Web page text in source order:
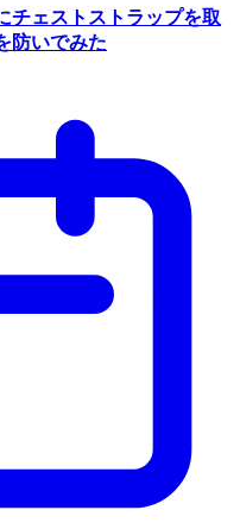
チェストストラップを取
防いでみた